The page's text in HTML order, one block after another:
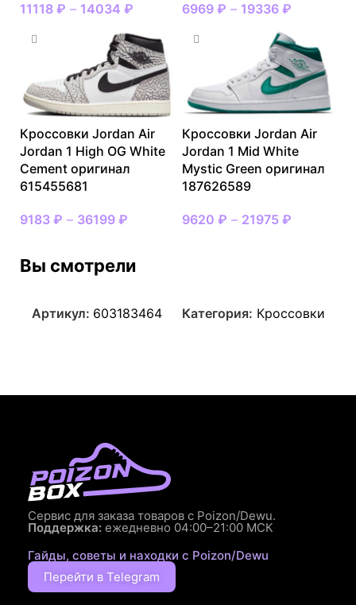
11118 ₽ – 14034 ₽ 6969 ₽ – 19336 ₽
Кроссовки Jordan Air
Jordan 1 High OG White
Cement оригинал
615455681
9183 ₽ – 36199 ₽
Кроссовки Jordan Air
Jordan 1 Mid White
Mystic Green оригинал
187626589
9620 ₽ – 21975 ₽
Вы смотрели
Артикул: 603183464 Категория: Кроссовки
Сервис для заказа товаров с Poizon/Dewu.
Поддержка: ежедневно 04:00–21:00 МСК
Гайды, советы и находки с Poizon/Dewu
Перейти в Telegram